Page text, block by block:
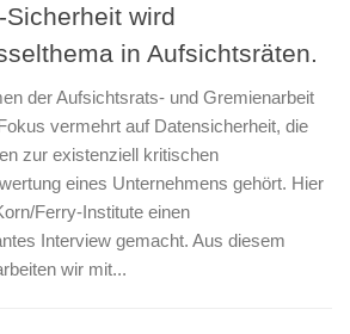
Sicherheit wird
in Aufsichtsräten.
der Aufsichtsrats- und Gremienarbeit
vermehrt auf Datensicherheit, die
zur existenziell kritischen
eines Unternehmens gehört. Hier
Ferry-Institute einen
Interview gemacht. Aus diesem
wir mit...